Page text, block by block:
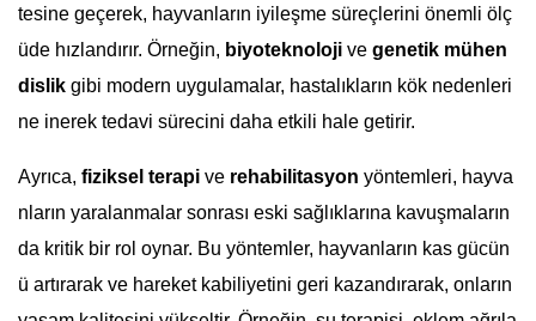
tesine geçerek, hayvanların iyileşme süreçlerini önemli ölç
üde hızlandırır. Örneğin, biyoteknoloji ve genetik mühen
dislik gibi modern uygulamalar, hastalıkların kök nedenleri
ne inerek tedavi sürecini daha etkili hale getirir.
Ayrıca, fiziksel terapi ve rehabilitasyon yöntemleri, hayva
nların yaralanmalar sonrası eski sağlıklarına kavuşmaların
da kritik bir rol oynar. Bu yöntemler, hayvanların kas gücün
ü artırarak ve hareket kabiliyetini geri kazandırarak, onların